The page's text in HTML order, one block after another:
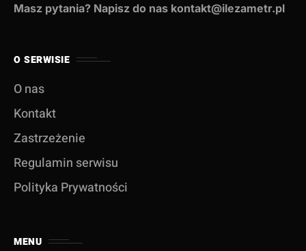
Masz pytania? Napisz do nas kontakt@ilezametr.pl
O SERWISIE
O nas
Kontakt
Zastrzeżenie
Regulamin serwisu
Polityka Prywatności
MENU